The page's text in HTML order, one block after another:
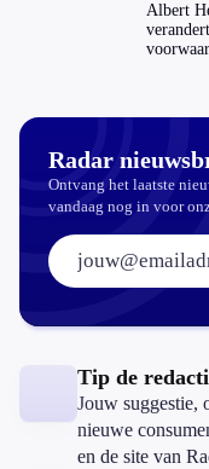
dat
op je
Albert
verandert
Radar
Ontvang het laatste
vandaag nog in voor
E-mailadres:
Tip de
Jouw suggestie,
nieuwe
en de site van